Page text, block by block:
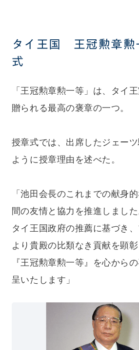
タイ王国 王冠勲章
式
「王冠勲章勲一等」は、タイ
贈られる最高の褒章の一つ。
授章式では、出席したジェー
ように授章理由を述べた。
「池田会長のこれまでの献身
間の友情と協力を推進しました
タイ王国政府の推薦に基づき
より貴殿の比類なき貢献を顕
『王冠勲章勲一等』を心から
呈いたします」